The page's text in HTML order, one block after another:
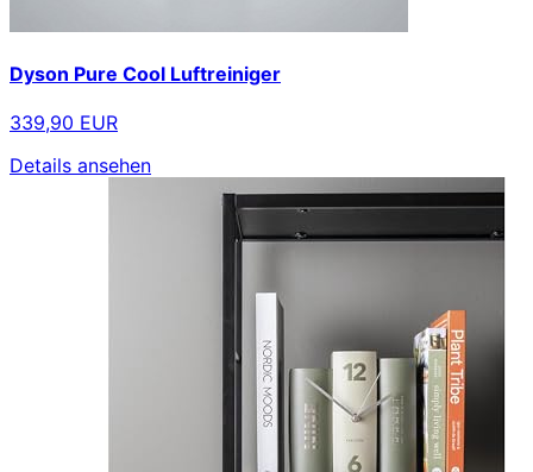
Dyson Pure Cool Luftreiniger
339,90 EUR
Details ansehen